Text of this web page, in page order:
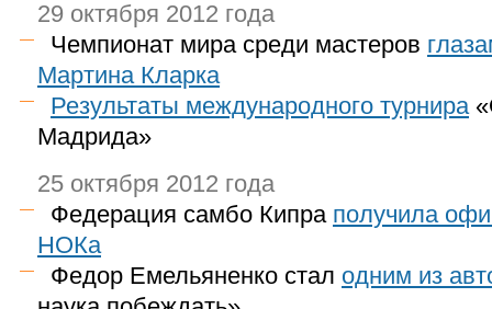
29 октября 2012 года
Чемпионат мира среди мастеров
Мартина Кларка
Результаты международного турнира
Мадрида»
25 октября 2012 года
Федерация самбо Кипра получила
НОКа
Федор Емельяненко стал одним из